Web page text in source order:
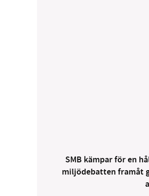
SMB kämpar för en
miljödebatten framåt